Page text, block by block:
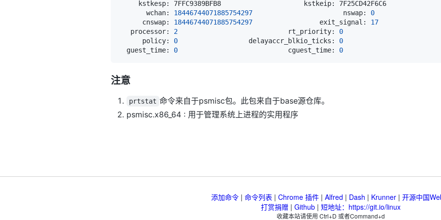
       wchan:
18446744071885754297
                       nswap:
0
      cnswap:
18446744071885754297
                 exit_signal:
17
   processor:
2
                            rt_priority:
0
      policy:
0
                  delayaccr_blkio_ticks:
0
  guest_time:
0
                            cguest_time:
0
注意
prtstat 命令来自于psmisc包。此包来自于base源仓库。
psmisc.x86_64 : 用于管理系统上进程的实用程序
添加命令| 命令列表 | Chrome 插件| Alfred | Dash | Krunner| 开源中国
打赏捐赠 | Github | 短地址：https://git.io/linux
收藏本站请使用 Ctrl+D 或者Command+d